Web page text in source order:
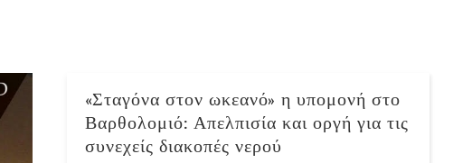
«Σταγόνα στον ωκεανό» η υπομονή στο
Βαρθολομιό: Απελπισία και οργή για τις
συνεχείς διακοπές νερού